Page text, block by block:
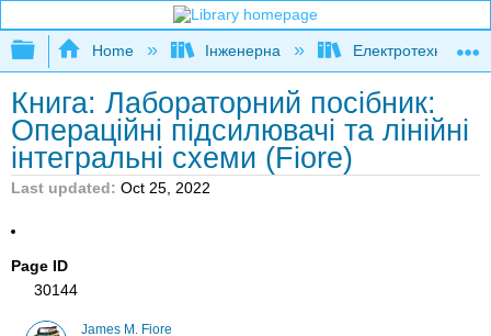
Expand/collapse global hierarchy
Home Інженерна Електротехніка
Книга: Лабораторний посібник:
Операційні підсилювачі та лінійні
інтегральні схеми (Fiore)
Last updated Oct 25, 2022
Page ID
30144
James M. Fiore